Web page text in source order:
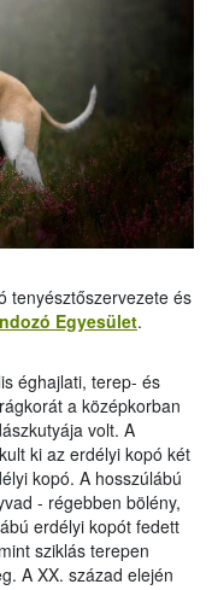
tenyésztőszervezete és
Egyesület.
éghajlati, terep- és
a középkorban
volt. A
ki az erdélyi kopó két
kopó. A hosszúlábú
- régebben bölény,
erdélyi kopót fedett
sziklás terepen
A XX. század elején